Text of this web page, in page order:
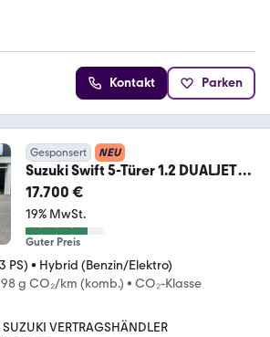
Kontakt Parken
Gesponsert NEU
Suzuki Swift 5-Türer 1.2 DUALJET
HYBRID Club GRAU
17.700 €
19% MwSt.
Guter Preis
PS) • Hybrid (Benzin/Elektro)
98 g CO₂/km (komb.) • CO₂-Klasse
SUZUKI VERTRAGSHÄNDLER